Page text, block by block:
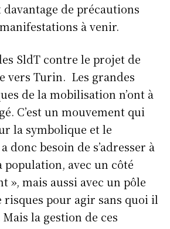
de précautions
à venir.
SldT contre le projet de
vers Turin. Les grandes
de la mobilisation n’ont à
C’est un mouvement qui
la symbolique et le
donc besoin de s’adresser à
population, avec un côté
», mais aussi avec un pôle
risques pour agir sans quoi il
Mais la gestion de ces